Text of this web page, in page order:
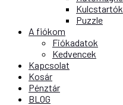
Kulcstartók
Puzzle
A fiókom
Fiókadatok
Kedvencek
Kapcsolat
Kosár
Pénztár
BLOG